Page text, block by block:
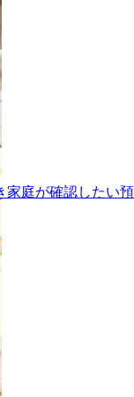
家庭が確認したい